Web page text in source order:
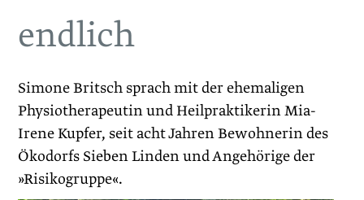
endlich
Simone Britsch sprach mit der ehemaligen
Physiotherapeutin und Heilpraktikerin Mia-
Irene ­Kupfer, seit acht Jahren ­Bewohnerin des
Ökodorfs ­Sieben Linden und Angehö­rige der
»Risikogruppe«.